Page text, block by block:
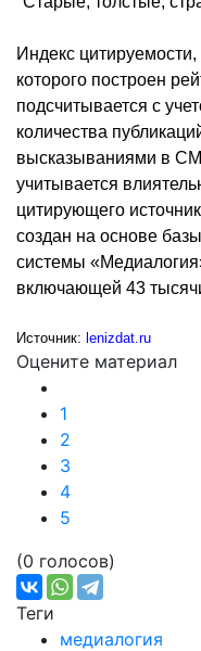
Индекс
которого построен
подсчитывается с
количества
высказываниями в
учитывается
цитирующего
создан на основе
системы
включающей 43
Источник: lenizdat.ru
Оцените материал
1
2
3
4
5
(0 голосов)
Теги
медиалогия